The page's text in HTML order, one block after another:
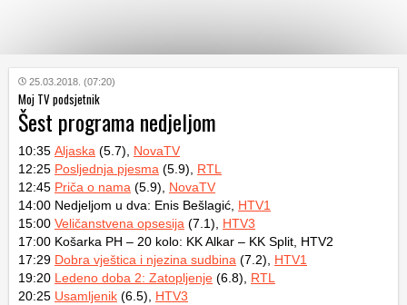
KATEGORIJE
HRVATSKI
WEB
25.03.2018. (07:20)
Moj TV podsjetnik
Šest programa nedjeljom
10:35 Aljaska (5.7), NovaTV
12:25 Posljednja pjesma (5.9), RTL
12:45 Priča o nama (5.9), NovaTV
14:00 Nedjeljom u dva: Enis Bešlagić, HTV1
15:00 Veličanstvena opsesija (7.1), HTV3
17:00 Košarka PH – 20 kolo: KK Alkar – KK Split, HTV2
17:29 Dobra vještica i njezina sudbina (7.2), HTV1
19:20 Ledeno doba 2: Zatopljenje (6.8), RTL
20:25 Usamljenik (6.5), HTV3